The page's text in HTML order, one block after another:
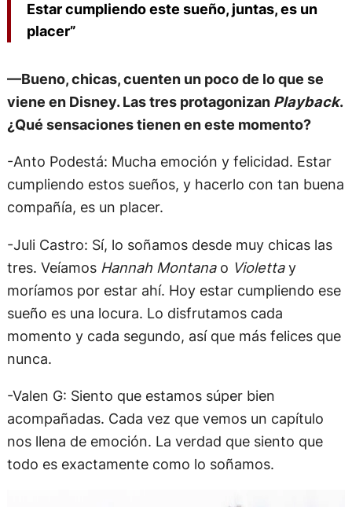
Estar cumpliendo este sueño, juntas, es un
placer”
—Bueno, chicas, cuenten un poco de lo que se
viene en Disney. Las tres protagonizan Playback.
¿Qué sensaciones tienen en este momento?
-Anto Podestá: Mucha emoción y felicidad. Estar
cumpliendo estos sueños, y hacerlo con tan buena
compañía, es un placer.
-Juli Castro: Sí, lo soñamos desde muy chicas las
tres. Veíamos Hannah Montanao Violettay
moríamos por estar ahí. Hoy estar cumpliendo ese
sueño es una locura. Lo disfrutamos cada
momento y cada segundo, así que más felices que
nunca.
-Valen G: Siento que estamos súper bien
acompañadas. Cada vez que vemos un capítulo
nos llena de emoción. La verdad que siento que
todo es exactamente como lo soñamos.